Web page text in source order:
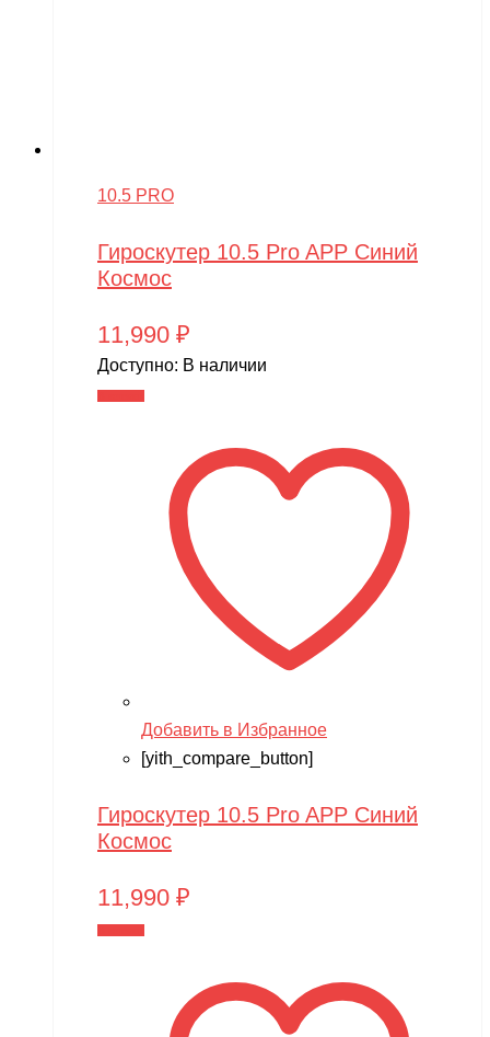
10.5 PRO
Гироскутер 10.5 Pro APP Синий
Космос
11,990 ₽
Доступно: В наличии
Добавить в Избранное
[yith_compare_button]
Гироскутер 10.5 Pro APP Синий
Космос
11,990 ₽